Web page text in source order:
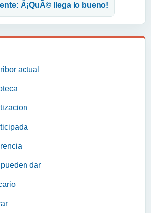
actual
dar
Â¡QuÃ© llega lo bueno!